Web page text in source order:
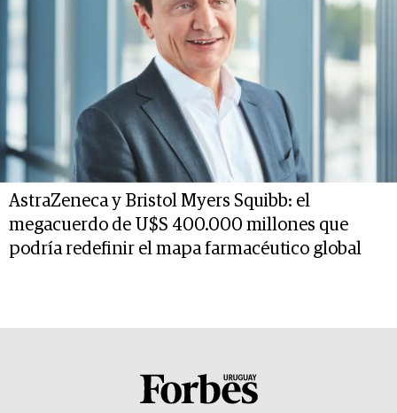
AstraZeneca y Bristol Myers Squibb: el
megacuerdo de U$S 400.000 millones que
podría redefinir el mapa farmacéutico global